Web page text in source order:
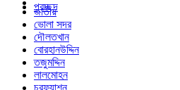
প্রচ্ছদ
জাতীয়
ভোলা সদর
দৌলতখান
বোরহানউদ্দিন
তজুমদ্দিন
লালমোহন
চরফ্যাশন